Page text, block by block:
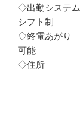
◇出勤システム
シフト制
◇終電あがり
可能
◇住所